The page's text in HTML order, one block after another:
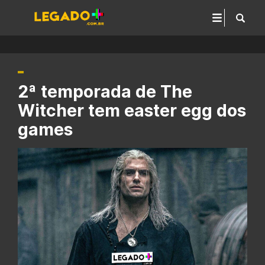
2ª temporada de The
Witcher tem easter egg dos
games